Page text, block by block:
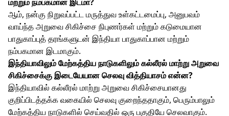
ஆம், நன்கு நிறுவப்பட்ட மருத்துவ உள்கட்டமைப்பு, அனுபவம்
வாய்ந்த அறுவை சிகிச்சை நிபுணர்கள் மற்றும் கடுமையான
பாதுகாப்புத் தரங்களுடன் இந்தியா பாதுகாப்பான மற்றும்
நம்பகமான இடமாகும்.
இந்தியாவிலும் மேற்கத்திய நாடுகளிலும் கல்லீரல் மாற்று அறுவை
சிகிச்சைக்கு இடையேயான செலவு வித்தியாசம் என்ன?
இந்தியாவில் கல்லீரல் மாற்று அறுவை சிகிச்சையானது
குறிப்பிடத்தக்க வகையில் செலவு குறைந்ததாகும், பெரும்பாலும்
மேற்கத்திய நாடுகளில் செய்வதில் ஒரு பகுதியே செலவாகும்.